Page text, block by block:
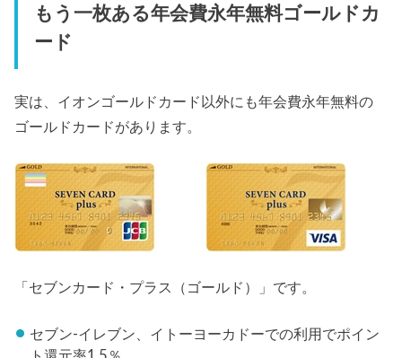
もう一枚ある年会費永年無料ゴールドカ
ード
実は、イオンゴールドカード以外にも年会費永年無料の
ゴールドカードがあります。
「セブンカード・プラス（ゴールド）」です。
セブン-イレブン、イトーヨーカドーでの利用でポイン